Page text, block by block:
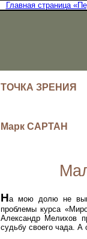
Главная страница
ТОЧКА ЗРЕНИЯ
Марк САРТАН
На мою долю не
проблемы курса
Александр Мелихов
судьбу своего чада. А